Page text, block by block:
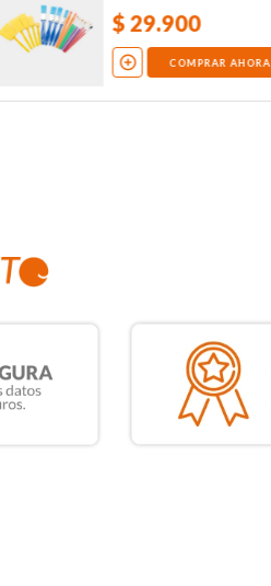
$29.900
COMPRAR AHORA